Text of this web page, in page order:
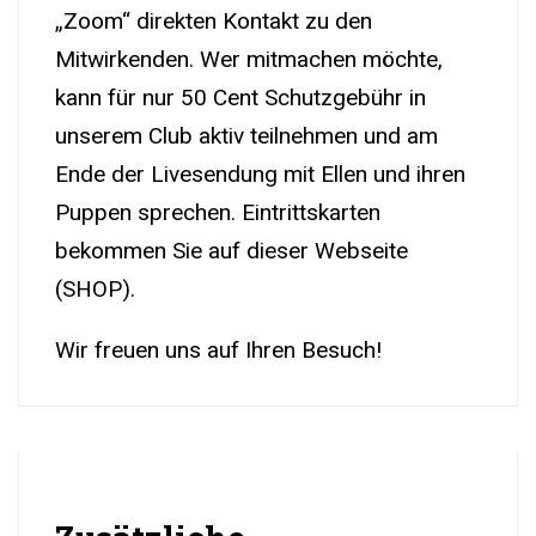
„Zoom“ direkten Kontakt zu den
Mitwirkenden. Wer mitmachen möchte,
kann für nur 50 Cent Schutzgebühr in
unserem Club aktiv teilnehmen und am
Ende der Livesendung mit Ellen und ihren
Puppen sprechen. Eintrittskarten
bekommen Sie auf dieser Webseite
(SHOP).
Wir freuen uns auf Ihren Besuch!